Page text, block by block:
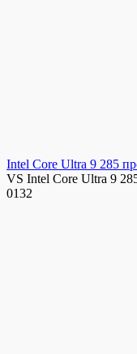
Intel Core Ultra 9 285
VS Intel Core Ultra 9
0132